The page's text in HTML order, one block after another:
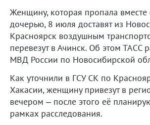
Женщину, которая пропала вместе
дочерью, 8 июля доставят из
Красноярск воздушным
перевезут в Ачинск. Об этом ТАСС
МВД России по Новосибирской
Как уточнили в ГСУ СК по
Хакасии, женщину привезут в
вечером – после этого её
рамках расследования.